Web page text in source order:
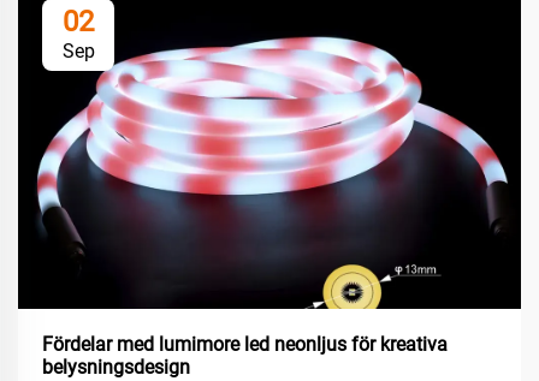
02
Sep
Fördelar med lumimore led neonljus för kreativa
belysningsdesign